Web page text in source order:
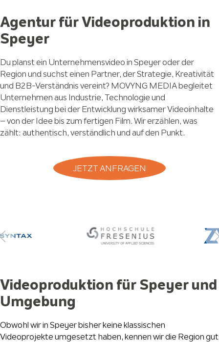
Agentur für Videoproduktion in
Speyer
Du planst ein Unternehmensvideo in Speyer oder der
Region und suchst einen Partner, der Strategie, Kreativität
und B2B-Verständnis vereint? MOVYNG MEDIA begleitet
Unternehmen aus Industrie, Technologie und
Dienstleistung bei der Entwicklung wirksamer Videoinhalte
– von der Idee bis zum fertigen Film. Wir erzählen, was
zählt: authentisch, verständlich und auf den Punkt.
JETZT ANFRAGEN
Videoproduktion für Speyer und
Umgebung
Obwohl wir in Speyer bisher keine klassischen
Videoprojekte umgesetzt haben, kennen wir die Region gut